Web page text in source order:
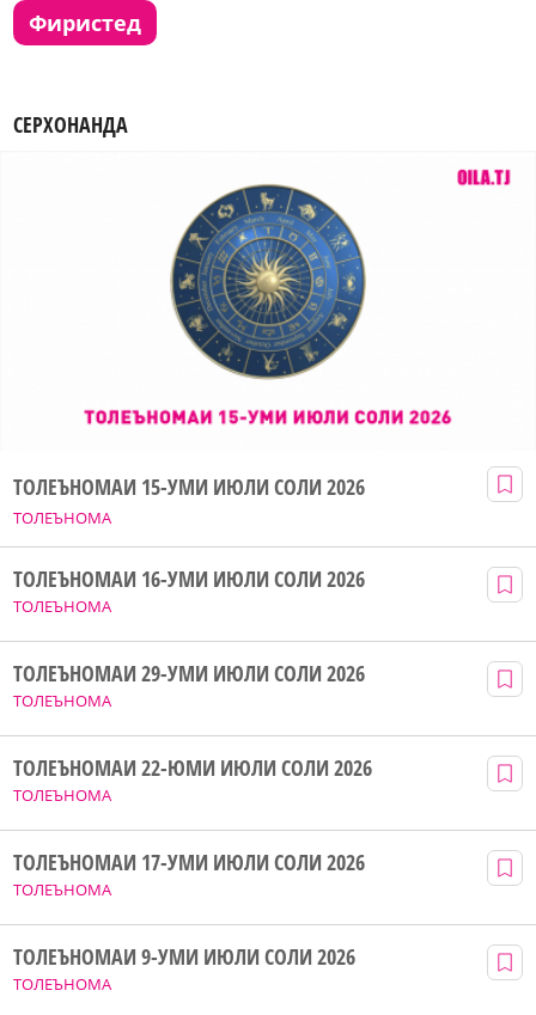
фиристед
СЕРХОНАНДА
ТОЛЕЪНОМА
ТОЛЕЪНОМАИ 15-УМИ ИЮЛИ СОЛИ 2026
ТОЛЕЪНОМА
ТОЛЕЪНОМАИ 16-УМИ ИЮЛИ СОЛИ 2026
ТОЛЕЪНОМА
ТОЛЕЪНОМАИ 29-УМИ ИЮЛИ СОЛИ 2026
ТОЛЕЪНОМА
ТОЛЕЪНОМАИ 22-ЮМИ ИЮЛИ СОЛИ 2026
ТОЛЕЪНОМА
ТОЛЕЪНОМАИ 17-УМИ ИЮЛИ СОЛИ 2026
ТОЛЕЪНОМА
ТОЛЕЪНОМАИ 9-УМИ ИЮЛИ СОЛИ 2026